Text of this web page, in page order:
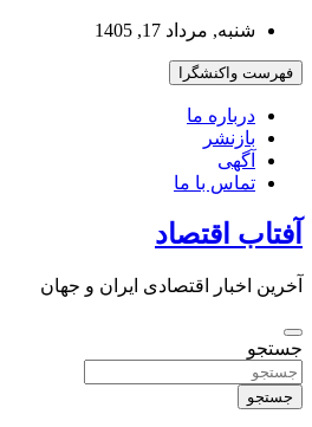
بروید
شنبه, مرداد 17, 1405
فهرست واکنشگرا
درباره ما
بازنشر
آگهی
تماس با ما
آفتاب اقتصاد
آخرین اخبار اقتصادی ایران و جهان
جستجو
جستجو